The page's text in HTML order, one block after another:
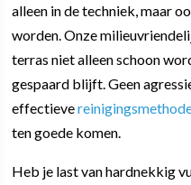
alleen in de techniek, maar
worden. Onze
terras niet alleen schoon
gespaard blijft. Geen
effectieve
ten goede komen.
Heb je last van hardnekkig